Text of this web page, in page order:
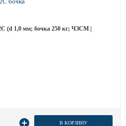
(d 1,0 мм; бочка 250 кг; ЧЗСМ |
В КОРЗИНУ